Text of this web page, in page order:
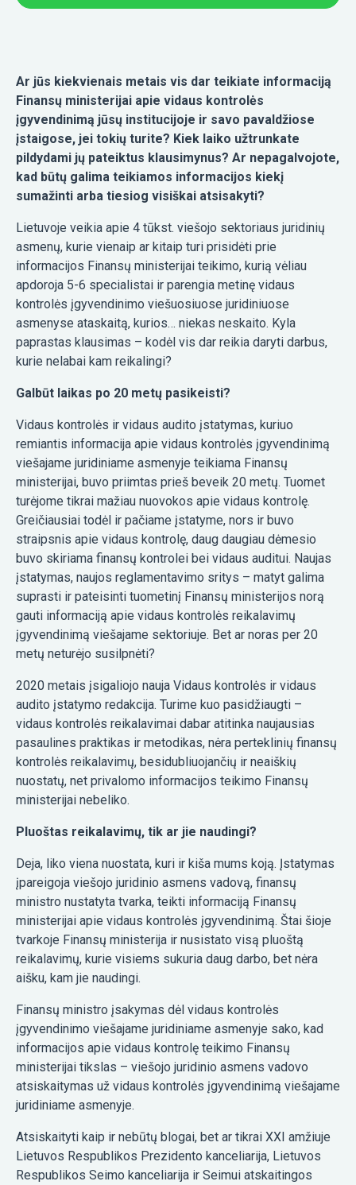
Ar jūs kiekvienais metais vis dar teikiate informaciją
Finansų ministerijai apie vidaus kontrolės
įgyvendinimą jūsų institucijoje ir savo pavaldžiose
įstaigose, jei tokių turite? Kiek laiko užtrunkate
pildydami jų pateiktus klausimynus? Ar nepagalvojote,
kad būtų galima teikiamos informacijos kiekį
sumažinti arba tiesiog visiškai atsisakyti?
Lietuvoje veikia apie 4 tūkst. viešojo sektoriaus juridinių
asmenų, kurie vienaip ar kitaip turi prisidėti prie
informacijos Finansų ministerijai teikimo, kurią vėliau
apdoroja 5-6 specialistai ir parengia metinę vidaus
kontrolės įgyvendinimo viešuosiuose juridiniuose
asmenyse ataskaitą, kurios… niekas neskaito. Kyla
paprastas klausimas – kodėl vis dar reikia daryti darbus,
kurie nelabai kam reikalingi?
Galbūt laikas po 20 metų pasikeisti?
Vidaus kontrolės ir vidaus audito įstatymas, kuriuo
remiantis informacija apie vidaus kontrolės įgyvendinimą
viešajame juridiniame asmenyje teikiama Finansų
ministerijai, buvo priimtas prieš beveik 20 metų. Tuomet
turėjome tikrai mažiau nuovokos apie vidaus kontrolę.
Greičiausiai todėl ir pačiame įstatyme, nors ir buvo
straipsnis apie vidaus kontrolę, daug daugiau dėmesio
buvo skiriama finansų kontrolei bei vidaus auditui. Naujas
įstatymas, naujos reglamentavimo sritys – matyt galima
suprasti ir pateisinti tuometinį Finansų ministerijos norą
gauti informaciją apie vidaus kontrolės reikalavimų
įgyvendinimą viešajame sektoriuje. Bet ar noras per 20
metų neturėjo susilpnėti?
2020 metais įsigaliojo nauja Vidaus kontrolės ir vidaus
audito įstatymo redakcija. Turime kuo pasidžiaugti –
vidaus kontrolės reikalavimai dabar atitinka naujausias
pasaulines praktikas ir metodikas, nėra perteklinių finansų
kontrolės reikalavimų, besidubliuojančių ir neaiškių
nuostatų, net privalomo informacijos teikimo Finansų
ministerijai nebeliko.
Pluoštas reikalavimų, tik ar jie naudingi?
Deja, liko viena nuostata, kuri ir kiša mums koją. Įstatymas
įpareigoja viešojo juridinio asmens vadovą, finansų
ministro nustatyta tvarka, teikti informaciją Finansų
ministerijai apie vidaus kontrolės įgyvendinimą. Štai šioje
tvarkoje Finansų ministerija ir nusistato visą pluoštą
reikalavimų, kurie visiems sukuria daug darbo, bet nėra
aišku, kam jie naudingi.
Finansų ministro įsakymas dėl vidaus kontrolės
įgyvendinimo viešajame juridiniame asmenyje sako, kad
informacijos apie vidaus kontrolę teikimo Finansų
ministerijai tikslas – viešojo juridinio asmens vadovo
atsiskaitymas už vidaus kontrolės įgyvendinimą viešajame
juridiniame asmenyje.
Atsiskaityti kaip ir nebūtų blogai, bet ar tikrai XXI amžiuje
Lietuvos Respublikos Prezidento kanceliarija, Lietuvos
Respublikos Seimo kanceliarija ir Seimui atskaitingos